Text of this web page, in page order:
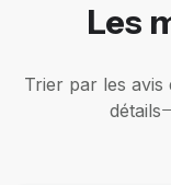
Les
Trier par les avis
détails